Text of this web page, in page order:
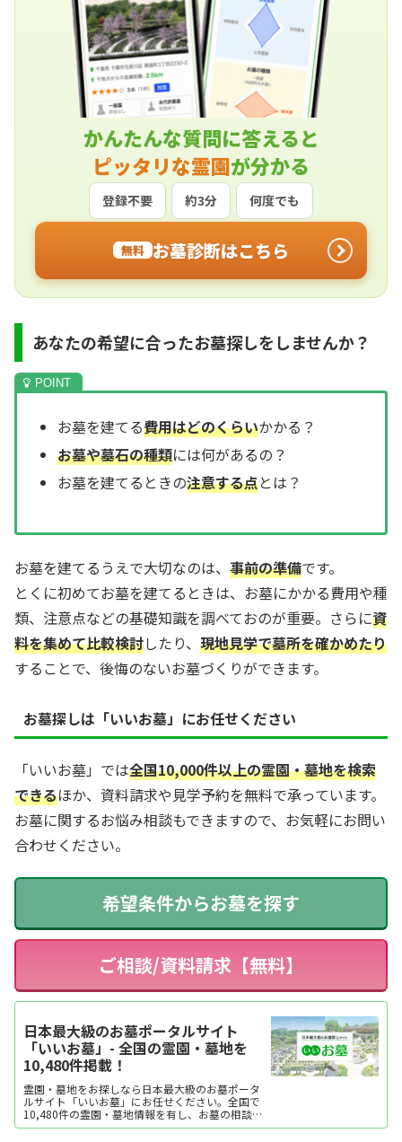
かんたんな質問に答えると
ピッタリな霊園が分かる
登録不要 約3分 何度でも
無料 お墓診断はこちら
あなたの希望に合ったお墓探しをしませんか？
お墓を建てる費用はどのくらいかかる？
お墓や墓石の種類には何があるの？
お墓を建てるときの注意する点とは？
お墓を建てるうえで大切なのは、 事前の準備です。
とくに初めてお墓を建てるときは、お墓にかかる費用や種
類、注意点などの基礎知識を調べておのが重要。さらに資
料を集めて比較検討したり、 現地見学で墓所を確かめたり
することで、後悔のないお墓づくりができます。
お墓探しは「いいお墓」にお任せください
「いいお墓」では全国10,000件以上の霊園・墓地を検索
できるほか、資料請求や見学予約を無料で承っています。
お墓に関するお悩み相談もできますので、お気軽にお問い
合わせください。
希望条件からお墓を探す
ご相談/資料請求【無料】
日本最大級のお墓ポータルサイト
「いいお墓」- 全国の霊園・墓地を
10,480件掲載！
霊園・墓地をお探しなら日本最大級のお墓ポータ
ルサイト「いいお墓」にお任せください。全国で
10,480件の霊園・墓地情報を有し、お墓の相談実
績は年間14万件以上。エリア・口コミ・価格など